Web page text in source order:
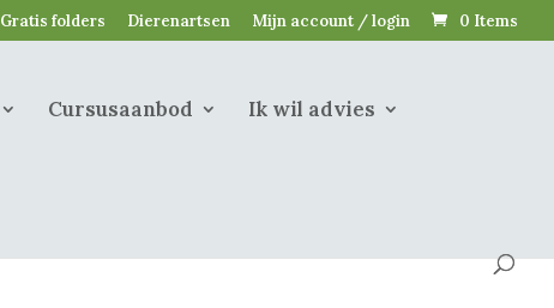
Gratis folders Dierenartsen Mijn account / login 0 Items
Cursusaanbod Ik wil advies